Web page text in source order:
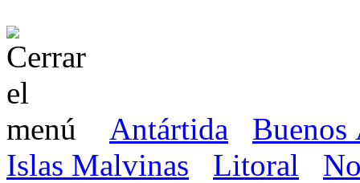
Antártida
Buenos
Islas Malvinas
Litoral